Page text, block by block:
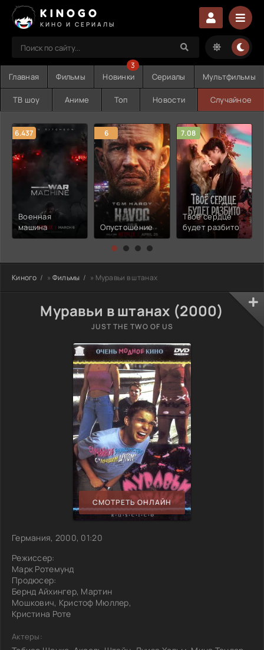
KINOGO
КИНО И СЕРИАЛЫ
Главная Фильмы Новинки
3
Сериалы Мультфильмы
ТВ шоу Аниме Топ Новости Случайное
6.437
Военная
машина
6
Опустошение
7.08
Твоё сердце
будет разбито
Киного » Фильмы » Муравьи в штанах
Муравьи в штанах (2000)
JUST THE TWO OF US
СМОТРЕТЬ ОНЛАЙН
Германия, 2000, 01:20
Режиссер:
Марк Ротемунд
Продюсер:
Бернд Айхингер, Мартин
Мошкович, Кристоф Мюллер,
Кристина Роте
Актеры: